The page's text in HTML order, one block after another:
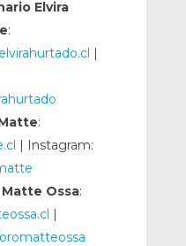
Elvira
:
|
:
| Instagram:
Ossa:
|